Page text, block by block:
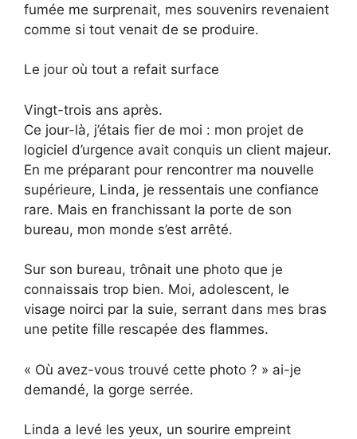
fumée me surprenait, mes souvenirs revenaient
comme si tout venait de se produire.
Le jour où tout a refait surface
Vingt-trois ans après.
Ce jour-là, j’étais fier de moi : mon projet de
logiciel d’urgence avait conquis un client majeur.
En me préparant pour rencontrer ma nouvelle
supérieure, Linda, je ressentais une confiance
rare. Mais en franchissant la porte de son
bureau, mon monde s’est arrêté.
Sur son bureau, trônait une photo que je
connaissais trop bien. Moi, adolescent, le
visage noirci par la suie, serrant dans mes bras
une petite fille rescapée des flammes.
« Où avez-vous trouvé cette photo ? » ai-je
demandé, la gorge serrée.
Linda a levé les yeux, un sourire empreint